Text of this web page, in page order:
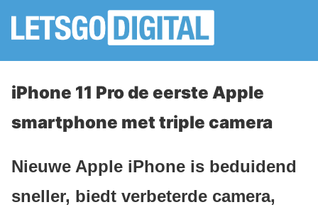
iPhone 11 Pro de eerste Apple
smartphone met triple camera
Nieuwe Apple iPhone is beduidend
sneller, biedt verbeterde camera,